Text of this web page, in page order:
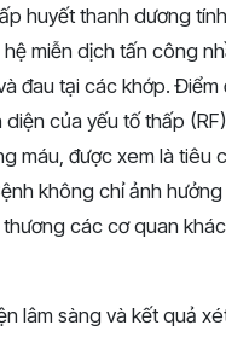
huyết thanh dương
miễn dịch tấn công
đau tại các khớp. Điểm
diện của yếu tố thấp
máu, được xem là tiêu
không chỉ ảnh
các cơ quan
lâm sàng và kết quả